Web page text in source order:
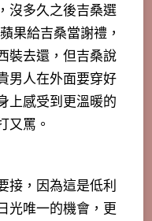
沒多久之後吉桑選
果給吉桑當謝禮，
裝去還，但吉桑說
男人在外面要穿好
上感受到更溫暖的
又罵。
，因為這是低利
光唯一的機會，更